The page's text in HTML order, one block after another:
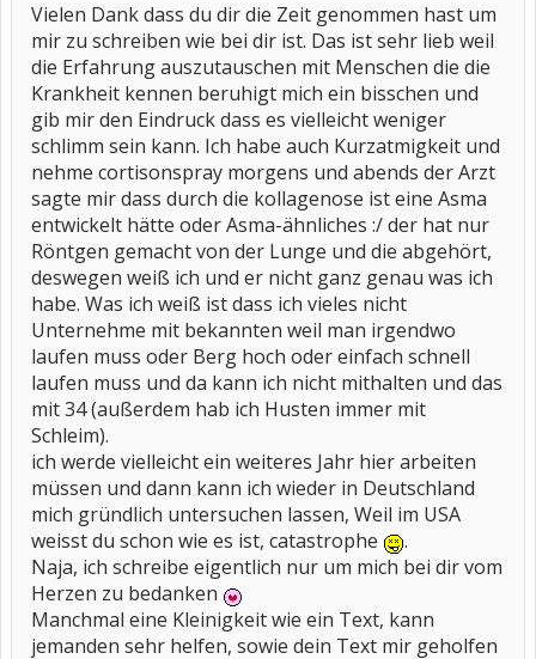
Vielen Dank dass du dir die Zeit genommen hast um
mir zu schreiben wie bei dir ist. Das ist sehr lieb weil
die Erfahrung auszutauschen mit Menschen die die
Krankheit kennen beruhigt mich ein bisschen und
gib mir den Eindruck dass es vielleicht weniger
schlimm sein kann. Ich habe auch Kurzatmigkeit und
nehme cortisonspray morgens und abends der Arzt
sagte mir dass durch die kollagenose ist eine Asma
entwickelt hätte oder Asma-ähnliches :/ der hat nur
Röntgen gemacht von der Lunge und die abgehört,
deswegen weiß ich und er nicht ganz genau was ich
habe. Was ich weiß ist dass ich vieles nicht
Unternehme mit bekannten weil man irgendwo
laufen muss oder Berg hoch oder einfach schnell
laufen muss und da kann ich nicht mithalten und das
mit 34 (außerdem hab ich Husten immer mit
Schleim).
ich werde vielleicht ein weiteres Jahr hier arbeiten
müssen und dann kann ich wieder in Deutschland
mich gründlich untersuchen lassen, Weil im USA
weisst du schon wie es ist, catastrophe
.
Naja, ich schreibe eigentlich nur um mich bei dir vom
Herzen zu bedanken
Manchmal eine Kleinigkeit wie ein Text, kann
jemanden sehr helfen, sowie dein Text mir geholfen